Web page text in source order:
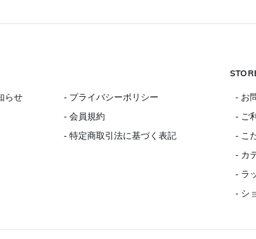
らせ
- プライバシーポリシー
- 会員規約
- 特定商取引法に基づく表記
- お
- ご
- こ
- カ
- ラ
- シ